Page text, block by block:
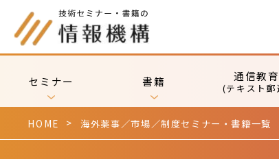
セミナー 書籍 通信教育
(テキスト郵
HOME 海外薬事／市場／制度セミナー・書籍一覧